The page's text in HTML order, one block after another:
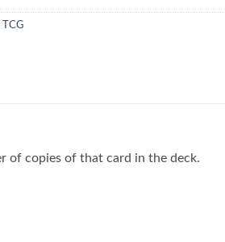
TCG
of copies of that card in the deck.